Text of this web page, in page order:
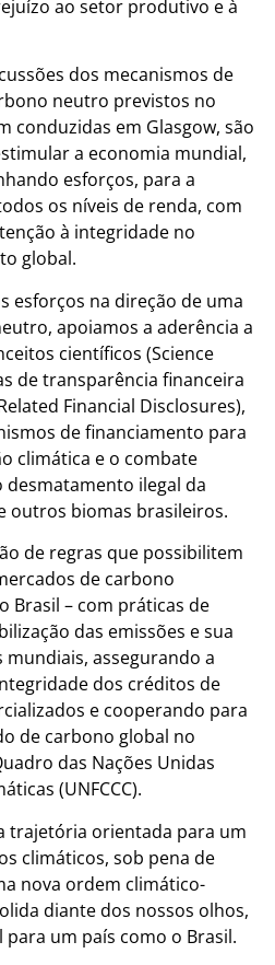
ao setor produtivo e à
dos mecanismos de
neutro previstos no
conduzidas em Glasgow, são
a economia mundial,
esforços, para a
os níveis de renda, com
à integridade no
global.
esforços na direção de uma
apoiamos a aderência a
científicos (Science
de transparência financeira
Financial Disclosures),
de financiamento para
climática e o combate
ilegal da
outros biomas brasileiros.
de regras que possibilitem
de carbono
Brasil – com práticas de
das emissões e sua
assegurando a
dos créditos de
e cooperando para
de carbono global no
das Nações Unidas
(UNFCCC).
trajetória orientada para um
climáticos, sob pena de
nova ordem climático-
diante dos nossos olhos,
um país como o Brasil.